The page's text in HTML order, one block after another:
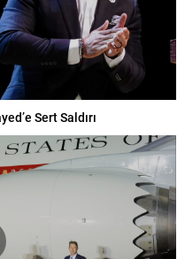
Sert Saldırı